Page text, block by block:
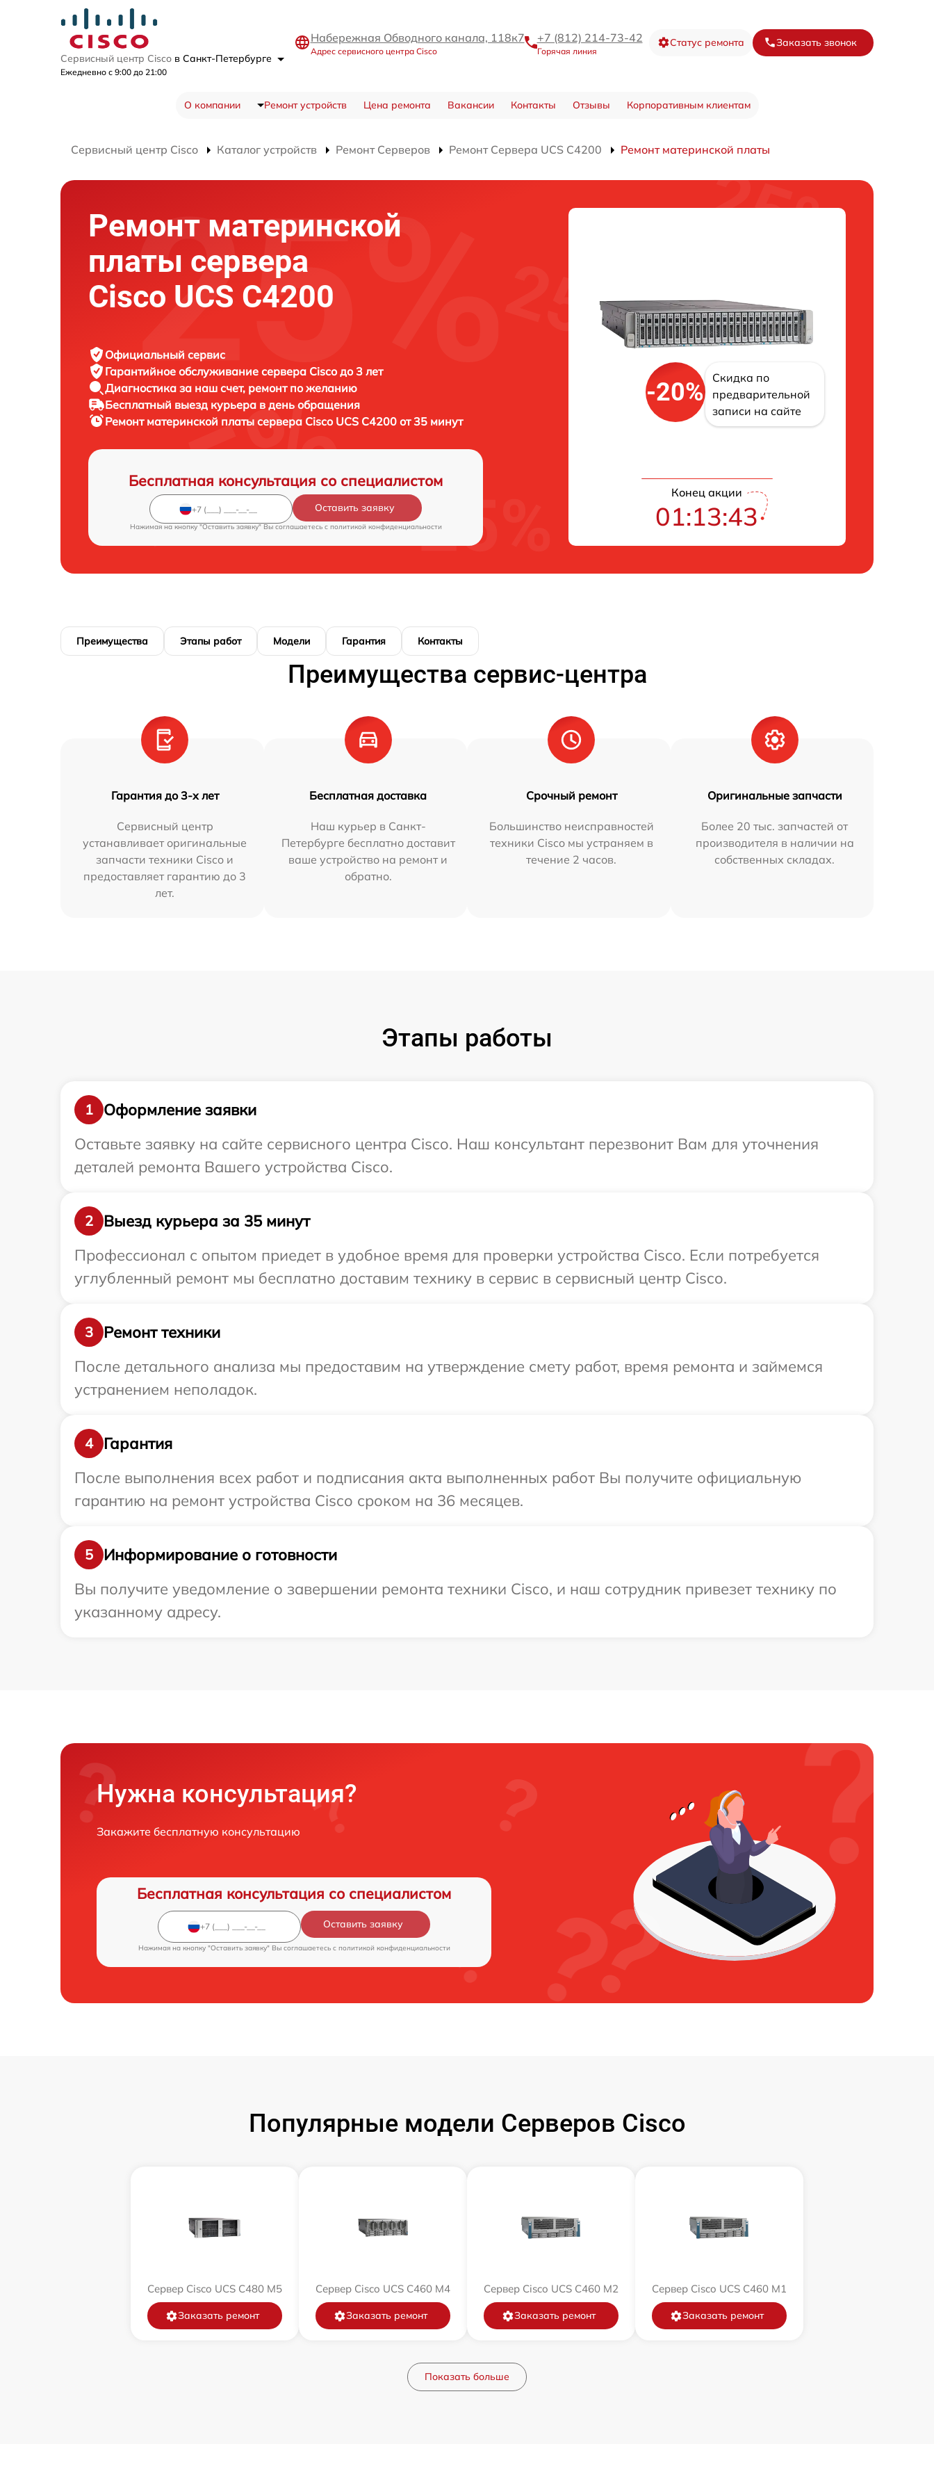
Сервисный центр Cisco в Санкт-Петербурге
Ежедневно с 9:00 до 21:00
Набережная Обводного канала, 118к7
Адрес сервисного центра Cisco
+7 (812) 214-73-42
Горячая линия
Статус ремонта Заказать звонок
О компании Ремонт устройств Цена ремонта Вакансии Контакты Отзывы Корпоративным клиентам
Сервисный центр Cisco Каталог устройств Ремонт Серверов Ремонт Сервера UCS C4200 Ремонт материнской платы
Ремонт материнской
платы сервера
Cisco UCS C4200
Официальный сервис
Гарантийное обслуживание сервера Cisco до 3 лет
Диагностика за наш счет, ремонт по желанию
Бесплатный выезд курьера в день обращения
Ремонт материнской платы сервера Cisco UCS C4200 от 35 минут
Бесплатная консультация со специалистом
Оставить заявку
Нажимая на кнопку "Оставить заявку" Вы соглашаетесь c политикой конфиденциальности
-20%
Скидка по
предварительной
записи на сайте
Конец акции
01:13:42
Преимущества Этапы работ Модели Гарантия Контакты
Преимущества сервис-центра
Гарантия до 3-х лет
Сервисный центр
устанавливает оригинальные
запчасти техники Cisco и
предоставляет гарантию до 3
лет.
Бесплатная доставка
Наш курьер в Санкт-
Петербурге бесплатно доставит
ваше устройство на ремонт и
обратно.
Срочный ремонт
Большинство неисправностей
техники Cisco мы устраняем в
течение 2 часов.
Оригинальные запчасти
Более 20 тыс. запчастей от
производителя в наличии на
собственных складах.
Этапы работы
1
Оформление заявки
Оставьте заявку на сайте сервисного центра Cisco. Наш консультант перезвонит Вам для уточнения
деталей ремонта Вашего устройства Cisco.
2
Выезд курьера за 35 минут
Профессионал с опытом приедет в удобное время для проверки устройства Cisco. Если потребуется
углубленный ремонт мы бесплатно доставим технику в сервис в сервисный центр Cisco.
3
Ремонт техники
После детального анализа мы предоставим на утверждение смету работ, время ремонта и займемся
устранением неполадок.
4
Гарантия
После выполнения всех работ и подписания акта выполненных работ Вы получите официальную
гарантию на ремонт устройства Cisco сроком на 36 месяцев.
5
Информирование о готовности
Вы получите уведомление о завершении ремонта техники Cisco, и наш сотрудник привезет технику по
указанному адресу.
Нужна консультация?
Закажите бесплатную консультацию
Бесплатная консультация со специалистом
Оставить заявку
Нажимая на кнопку "Оставить заявку" Вы соглашаетесь c политикой конфиденциальности
Популярные модели Серверов Cisco
Сервер Cisco UCS C480 M5
Заказать ремонт
Сервер Cisco UCS C460 M4
Заказать ремонт
Сервер Cisco UCS C460 M2
Заказать ремонт
Сервер Cisco UCS C460 M1
Заказать ремонт
Показать больше